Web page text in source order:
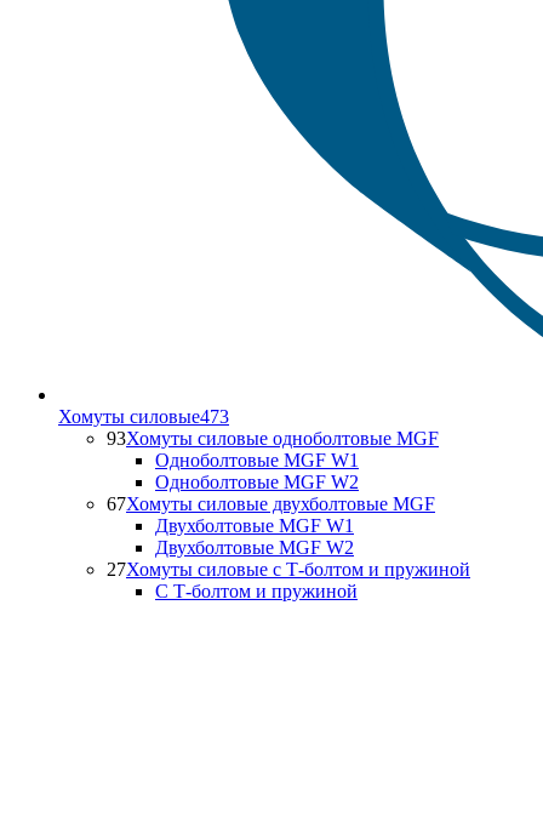
Хомуты силовые473
93Хомуты силовые одноболтовые MGF
Одноболтовые MGF W1
Одноболтовые MGF W2
67Хомуты силовые двухболтовые MGF
Двухболтовые MGF W1
Двухболтовые MGF W2
27Хомуты силовые с Т-болтом и пружиной
С Т-болтом и пружиной